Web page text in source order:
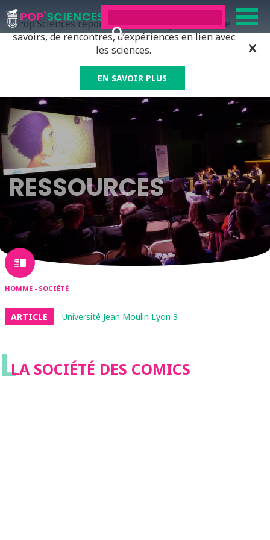
Pop’Sciences répond à tous ceux qui ont soif de
savoirs, de rencontres, d’expériences en lien avec
les sciences.
EN SAVOIR PLUS
RESSOURCES
HOMME - SOCIÉTÉ
ARTICLE Université Jean Moulin Lyon 3
LLA SOCIÉTÉ DES COMICS